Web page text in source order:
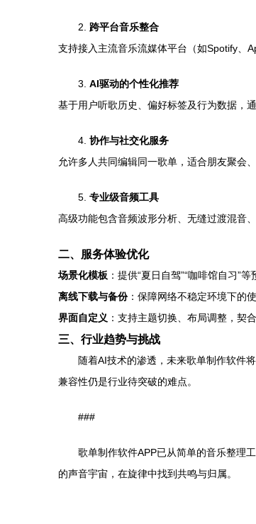
2. 跨平台音乐整合
支持接入主流音乐流媒体平台（如Spotify、
3. AI驱动的个性化推荐
基于用户听歌历史、偏好标签及行为数据，
4. 协作与社交化服务
允许多人共同编辑同一歌单，适合朋友聚会
5. 专业级音频工具
高级功能包含音频波形分析、无缝过渡混音
二、服务体验优化
场景化模板 ：提供“夏日自驾”“咖啡馆自习”
离线下载与备份：保障网络不稳定环境下的
界面自定义 ：支持主题切换、布局调整，契
三、行业趋势与挑战
随着AI技术的渗透，未来歌单制作软件
兼容性仍是行业待突破的难点。
###
歌单制作软件APP已从简单的音乐整理
的声音宇宙，在旋律中找到共鸣与归属。